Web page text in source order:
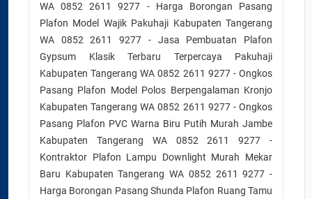
WA 0852 2611 9277 - Harga Borongan Pasang
Plafon Model Wajik Pakuhaji Kabupaten Tangerang
WA 0852 2611 9277 - Jasa Pembuatan Plafon
Gypsum Klasik Terbaru Terpercaya Pakuhaji
Kabupaten Tangerang WA 0852 2611 9277 - Ongkos
Pasang Plafon Model Polos Berpengalaman Kronjo
Kabupaten Tangerang WA 0852 2611 9277 - Ongkos
Pasang Plafon PVC Warna Biru Putih Murah Jambe
Kabupaten Tangerang WA 0852 2611 9277 -
Kontraktor Plafon Lampu Downlight Murah Mekar
Baru Kabupaten Tangerang WA 0852 2611 9277 -
Harga Borongan Pasang Shunda Plafon Ruang Tamu